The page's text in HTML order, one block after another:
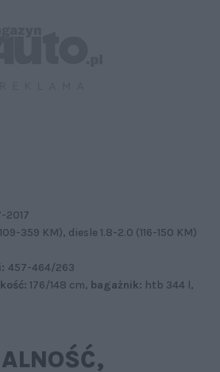
2017
359 KM), diesle 1.8-2.0 (116-150 KM)
457-464/263
176/148 cm, bagażnik: htb 344 l,